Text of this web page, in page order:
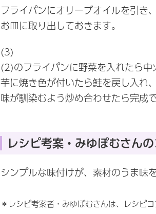
フライパンにオリーブオイルを引き
お皿に取り出しておきます。
(3)
(2)のフライパンに野菜を入れたら
芋に焼き色が付いたら鮭を戻し入れ
味が馴染むよう炒め合わせたら完成で
レシピ考案・みゆぽむさん
シンプルな味付けが、素材のうま味
＊レシピ考案者・みゆぽむさんは、レシピ